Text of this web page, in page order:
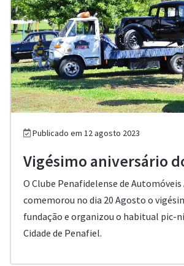
Publicado em 12 agosto 2023
Vigésimo aniversário
O Clube Penafidelense de
comemorou no dia 20 Agosto o
fundação e organizou o habitual pic-
Cidade de Penafiel.